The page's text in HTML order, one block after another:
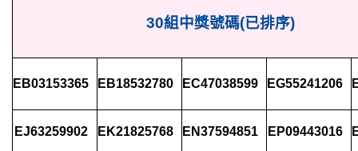
30組中獎號碼(已排序)
EB03153365 EB18532780 EC47038599 EG55241206
EJ63259902 EK21825768 EN37594851 EP09443016